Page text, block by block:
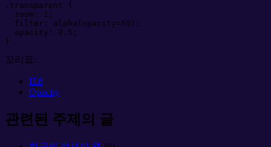
. transparent
{
zoom : 1 ;
filter : alpha(opacity=50 ) ;
opacity : 0.5 ;
}
꼬리표:
IE8
Opacity
관련된 주제의 글